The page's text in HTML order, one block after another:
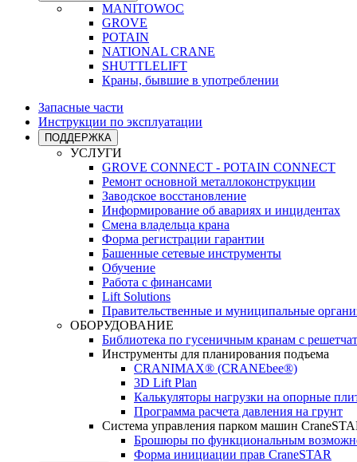
MANITOWOC
GROVE
POTAIN
NATIONAL CRANE
SHUTTLELIFT
Краны, бывшие в употреблении
Запасные части
Инструкции по эксплуатации
ПОДДЕРЖКА
УСЛУГИ
GROVE CONNECT - POTAIN CONNECT
Ремонт основной металлоконструкции
Заводское восстановление
Информирование об авариях и инцидентах
Смена владельца крана
Форма регистрации гарантии
Башенные сетевые инструменты
Обучение
Работа с финансами
Lift Solutions
Правительственные и муниципальные
ОБОРУДОВАНИЕ
Библиотека по гусеничным кранам с
Инструменты для планирования подъема
CRANIMAX® (CRANEbee®)
3D Lift Plan
Калькуляторы нагрузки на опорные
Программа расчета давления на грунт
Система управления парком машин
Брошюры по функциональным
Форма инициации прав CraneSTAR